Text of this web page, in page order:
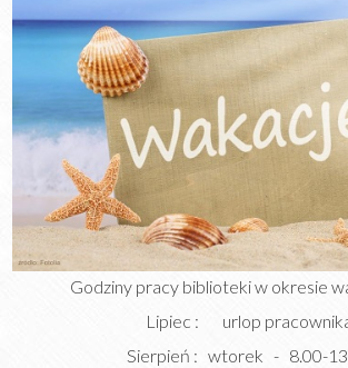
Godziny pracy biblioteki w okresie
Lipiec : urlop
Sierpień : wtorek - 8.00-